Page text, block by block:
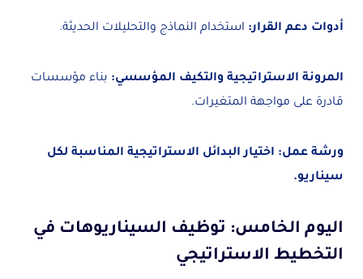
أدوات دعم القرار: استخدام النماذج والتحليلات الحديثة.
المرونة الاستراتيجية والتكيف المؤسسي: بناء مؤسسات
قادرة على مواجهة المتغيرات.
ورشة عمل: اختيار البدائل الاستراتيجية المناسبة لكل
سيناريو.
اليوم الخامس: توظيف السيناريوهات في
التخطيط الاستراتيجي